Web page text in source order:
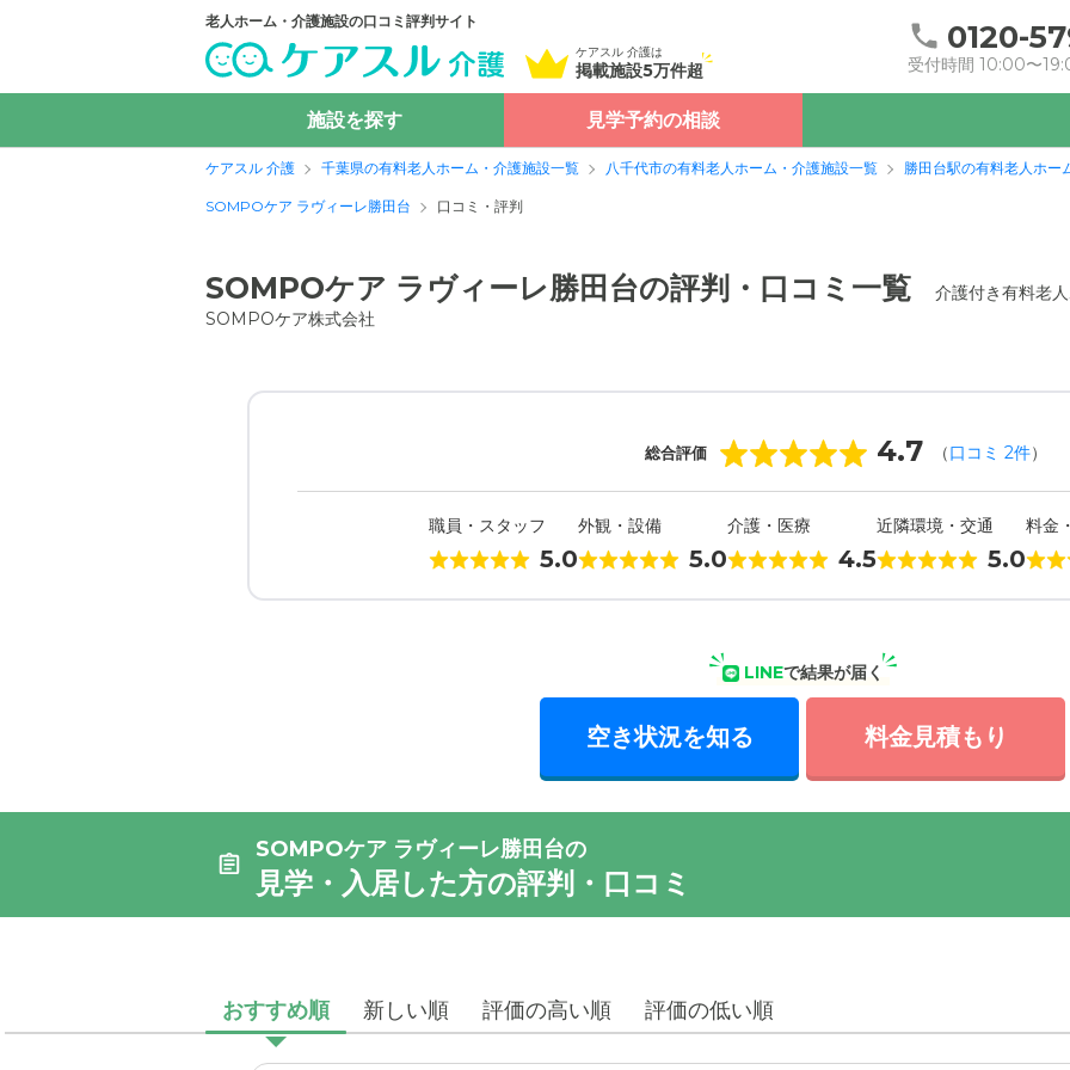
老人ホーム・介護施設の口コミ評判サイト
ケアスル 介護は
掲載施設5万件超
0120-
受付時間 10:00〜
施設を探す 見学予約の相談
ケアスル 介護 千葉県の有料老人ホーム・介護施設一覧 八千代市の有料老人ホーム・介護施設一覧 勝田台駅の有料老人ホー
SOMPOケア ラヴィーレ勝田台 口コミ・評判
SOMPOケア ラヴィーレ勝田台の評判・口コミ一覧
介護付き有料老
SOMPOケア株式会社
総合評価 4.7 （口コミ 2件）
職員・スタッフ
5.0
外観・設備
5.0
介護・医療
4.5
近隣環境・交通
5.0
料金
LINEで結果が届く
空き状況を知る 料金見積もり
SOMPOケア ラヴィーレ勝田台の
見学・入居した方の評判・口コミ
おすすめ順 新しい順 評価の高い順 評価の低い順